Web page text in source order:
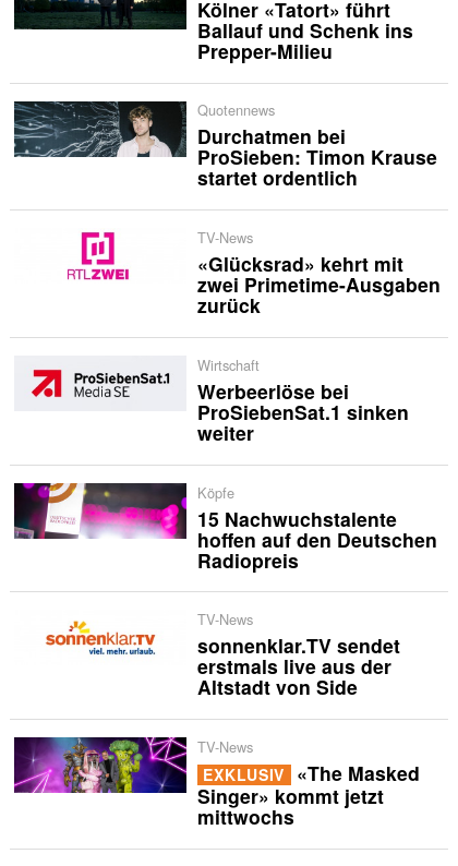
Kölner «Tatort» führt
Ballauf und Schenk ins
Prepper-Milieu
Quotennews
Durchatmen bei
ProSieben: Timon Krause
startet ordentlich
TV-News
«Glücksrad» kehrt mit
zwei Primetime-Ausgaben
zurück
Wirtschaft
Werbeerlöse bei
ProSiebenSat.1 sinken
weiter
Köpfe
15 Nachwuchstalente
hoffen auf den Deutschen
Radiopreis
TV-News
sonnenklar.TV sendet
erstmals live aus der
Altstadt von Side
TV-News
EXKLUSIV «The Masked
Singer» kommt jetzt
mittwochs